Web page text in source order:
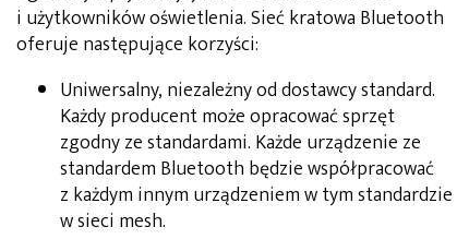
i użytkowników oświetlenia. Sieć kratowa Bluetooth
oferuje następujące korzyści:
Uniwersalny, niezależny od dostawcy standard.
Każdy producent może opracować sprzęt
zgodny ze standardami. Każde urządzenie ze
standardem Bluetooth będzie współpracować
z każdym innym urządzeniem w tym standardzie
w sieci mesh.